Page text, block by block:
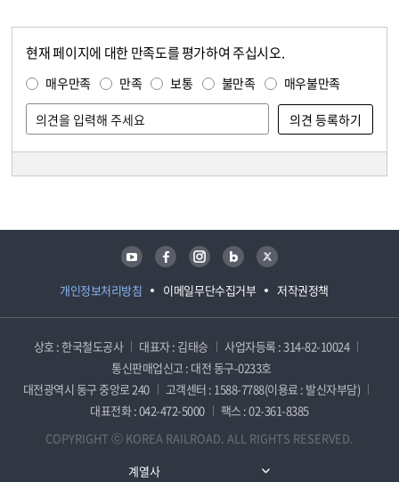
현재 페이지에 대한 만족도를 평가하여 주십시오.
매우만족 만족 보통 불만족 매우불만족
개인정보처리방침 이메일무단수집거부 저작권정책
유튜브 페이스북 인스타그램 블로그 트위터
상호 : 한국철도공사 대표자 : 김태승
사업자등록 : 314-82-10024
통신판매업신고 : 대전 동구-0233호
대전광역시 동구 중앙로 240
고객센터 : 1588-7788(이용료 : 발신자부담)
대표전화 : 042-472-5000
팩스 : 02-361-8385
COPYRIGHT ⓒ KOREA RAILROAD. ALL RIGHTS RESERVED.
계열사